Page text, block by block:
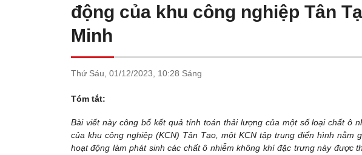
động của khu công nghiệp Tân
Minh
Thứ Sáu, 01/12/2023, 10:28 Sáng
Tóm tắt:
Bài viết này công bố kết quả tính toán thải lượng của một số loại chất ô
của khu công nghiệp (KCN) Tân Tạo, một KCN tập trung điển hình
hoạt động làm phát sinh các chất ô nhiễm không khí đặc trưng này được